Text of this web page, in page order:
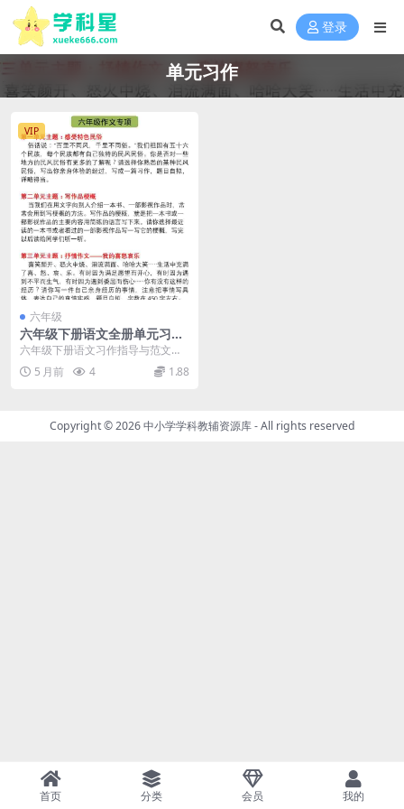
登录
单元习作
VIP
六年级
六年级下册语文全册单元习作
指导及精选范文汇总（含名师
点评与写作模板）
六年级下册语文习作指导与范文预
览 在六年级下册语文的学习中，习
作是衡量学生综合表...
5 月前 4 1.88
Copyright © 2026中小学学科教辅资源库- All rights reserved
首页 分类 会员 我的